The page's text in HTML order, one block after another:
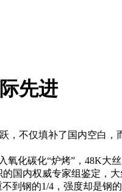
先进
不仅填补了国内空白
化碳化“炉烤”，48K
国内权威专家组鉴定，大
钢的1/4，强度却是钢